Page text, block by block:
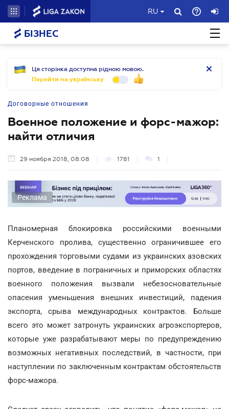
RU
БІЗНЕС
Ця сторінка доступна рідною мовою.
Перейти на українську
Договорные отношения
Военное положение и форс-мажор:
найти отличия
29 ноября 2018, 08:08 1781 1
Реклама
Планомерная блокировка российскими военными
Керченского пролива, существенно ограничившее его
прохождения торговыми судами из украинских азовских
портов, введение в пограничных и приморских областях
военного положения вызвали небезосновательные
опасения уменьшения внешних инвестиций, падения
экспорта, срыва международных контрактов. Больше
всего это может затронуть украинских агроэкспортеров,
которые уже разрабатывают меры по предупреждению
возможных негативных последствий, в частности, при
наступлении по заключенным контрактам обстоятельств
форс-мажора.